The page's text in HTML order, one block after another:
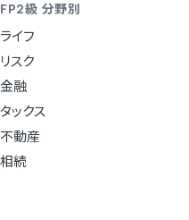
FP2級 分野別
ライフ
リスク
金融
タックス
不動産
相続